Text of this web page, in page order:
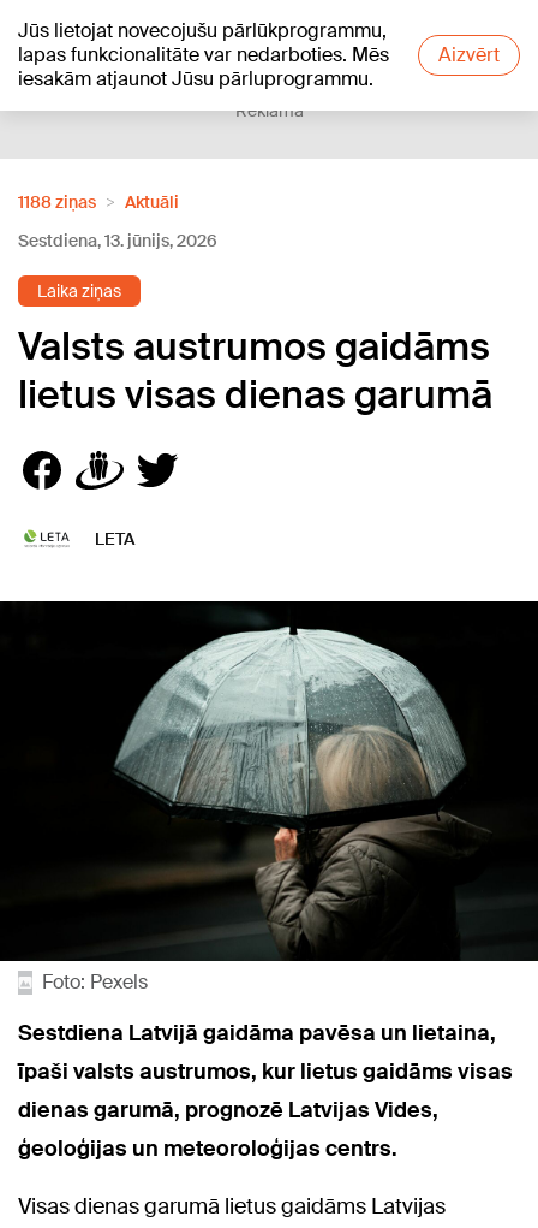
Jūs lietojat novecojušu pārlūkprogrammu,
lapas funkcionalitāte var nedarboties. Mēs
iesakām atjaunot Jūsu pārluprogrammu.
Aizvērt
+22°C
Reklāma
1188 ziņas
Aktuāli
Sestdiena, 13. jūnijs, 2026
Laika ziņas
Valsts austrumos gaidāms
lietus visas dienas garumā
LETA
Foto: Pexels
Sestdiena Latvijā gaidāma pavēsa un lietaina,
īpaši valsts austrumos, kur lietus gaidāms visas
dienas garumā, prognozē Latvijas Vides,
ģeoloģijas un meteoroloģijas centrs.
Visas dienas garumā lietus gaidāms Latvijas